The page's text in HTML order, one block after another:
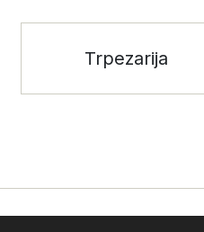
Trpezarija